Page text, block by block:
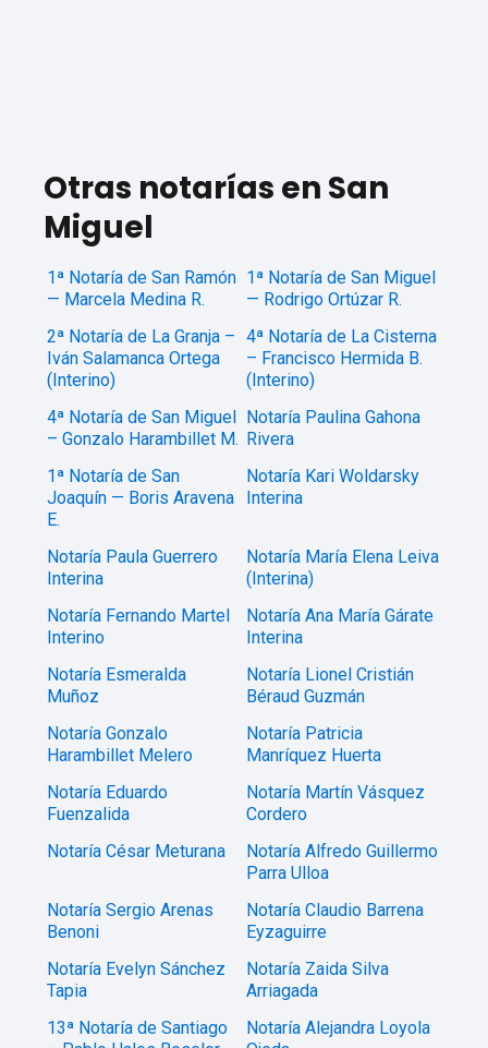
Otras notarías en San
Miguel
1ª Notaría de San Ramón
— Marcela Medina R.
1ª Notaría de San Miguel
— Rodrigo Ortúzar R.
2ª Notaría de La Granja –
Iván Salamanca Ortega
(Interino)
4ª Notaría de La Cisterna
– Francisco Hermida B.
(Interino)
4ª Notaría de San Miguel
– Gonzalo Harambillet M.
Notaría Paulina Gahona
Rivera
1ª Notaría de San
Joaquín — Boris Aravena
E.
Notaría Kari Woldarsky
Interina
Notaría Paula Guerrero
Interina
Notaría María Elena Leiva
(Interina)
Notaría Fernando Martel
Interino
Notaría Ana María Gárate
Interina
Notaría Esmeralda
Muñoz
Notaría Lionel Cristián
Béraud Guzmán
Notaría Gonzalo
Harambillet Melero
Notaría Patricia
Manríquez Huerta
Notaría Eduardo
Fuenzalida
Notaría Martín Vásquez
Cordero
Notaría César Meturana
Notaría Alfredo Guillermo
Parra Ulloa
Notaría Sergio Arenas
Benoni
Notaría Claudio Barrena
Eyzaguirre
Notaría Evelyn Sánchez
Tapia
Notaría Zaida Silva
Arriagada
13ª Notaría de Santiago
Notaría Alejandra Loyola